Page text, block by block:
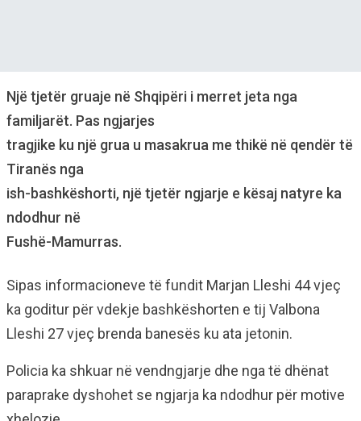
Një tjetër gruaje në Shqipëri i merret jeta nga
familjarët. Pas ngjarjes
tragjike ku një grua u masakrua me thikë në qendër të
Tiranës nga
ish-bashkëshorti, një tjetër ngjarje e kësaj natyre ka
ndodhur në
Fushë-Mamurras.
Sipas informacioneve të fundit Marjan Lleshi 44 vjeç
ka goditur për vdekje bashkëshorten e tij Valbona
Lleshi 27 vjeç brenda banesës ku ata jetonin.
Policia ka shkuar në vendngjarje dhe nga të dhënat
paraprake dyshohet se ngjarja ka ndodhur për motive